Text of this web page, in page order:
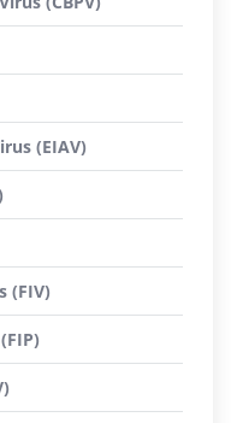
(EIAV)
(FIV)